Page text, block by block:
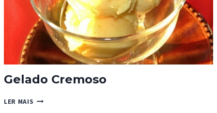
Gelado Cremoso
LER MAIS GELADO